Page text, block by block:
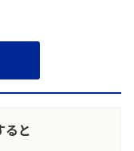
ると